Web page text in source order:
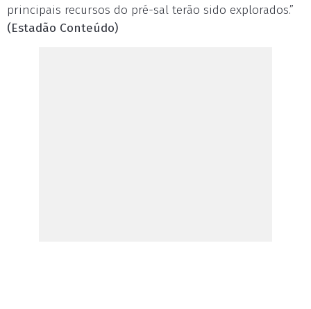
principais recursos do pré-sal terão sido explorados.”
(Estadão Conteúdo)